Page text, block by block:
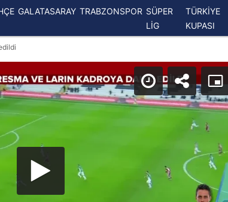
GALATASARAY TRABZONSPOR SÜPER
LİG
TÜRKİYE
KUPASI